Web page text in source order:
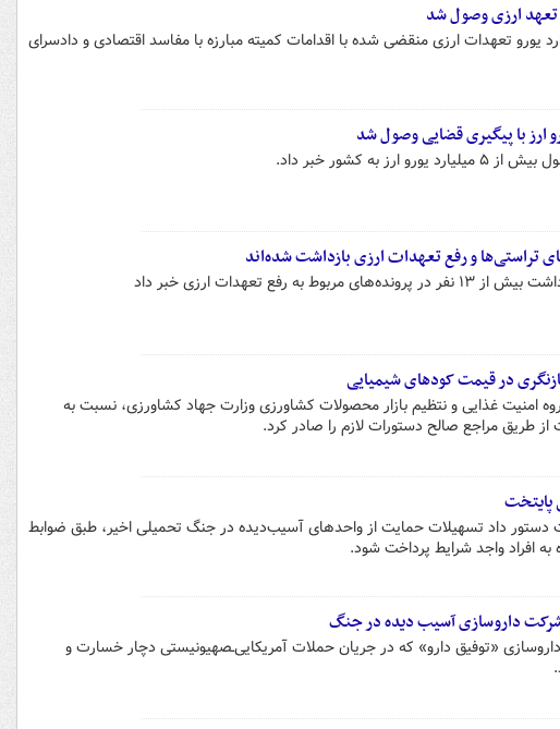
تهران از وصول حدود ۶ میلیارد یورو تعهدات ارزی منقضی شده با اقدامات کمیته مبارزه با مفاسد اقتصادی و دادسرای
به کشور خبر داد.
رفع تعهدات ارزی خبر داد
در قیمت کودهای شیمیایی
امنیت غذایی و نتظیم بازار محصولات کشاورزی وزارت جهاد کشاورزی، نسبت به
طریق مراجع صالح دستورات لازم را صادر کرد.
پایتخت
دستور داد تسهیلات حمایت از واحدهای آسیب‌دیده در جنگ تحمیلی اخیر، طبق ضوابط
افراد واجد شرایط پرداخت شود.
داروسازی آسیب دیده در جنگ
«توفیق دارو» که در جریان حملات آمریکایی‌ـصهیونیستی دچار خسارت و